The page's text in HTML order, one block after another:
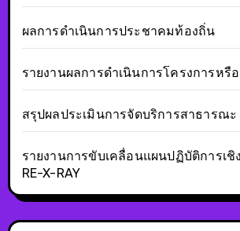
ผลการดำเนินการประชาคมท้องถิ่น
รายงานผลการดำเนินการโครงการหรื
สรุปผลประเมินการจัดบริการสาธารณะ
รายงานการขับเคลื่อนแผนปฏิบัติการเ
RE-X-RAY